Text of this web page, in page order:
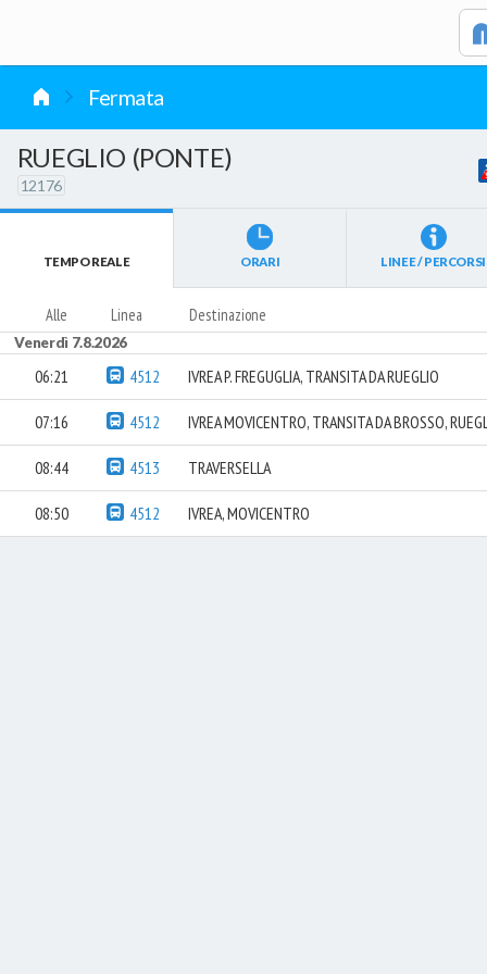
Fermata
RUEGLIO (PONTE)
12176
TEMPO REALE ORARI LINEE / PERCORSI
Alle Linea Destinazione
Venerdì 7.8.2026
06:21 4512 IVREA P. FREGUGLIA, TRANSITA DA RUEGLIO
07:16 4512 IVREA MOVICENTRO, TRANSITA DA BROSSO,
08:44 4513 TRAVERSELLA
08:50 4512 IVREA, MOVICENTRO